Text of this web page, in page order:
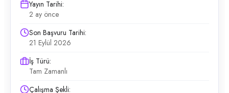
Yayın Tarihi:
2 ay önce
Son Başvuru Tarihi:
21 Eylül 2026
İş Türü:
Tam Zamanlı
Çalışma Şekli: